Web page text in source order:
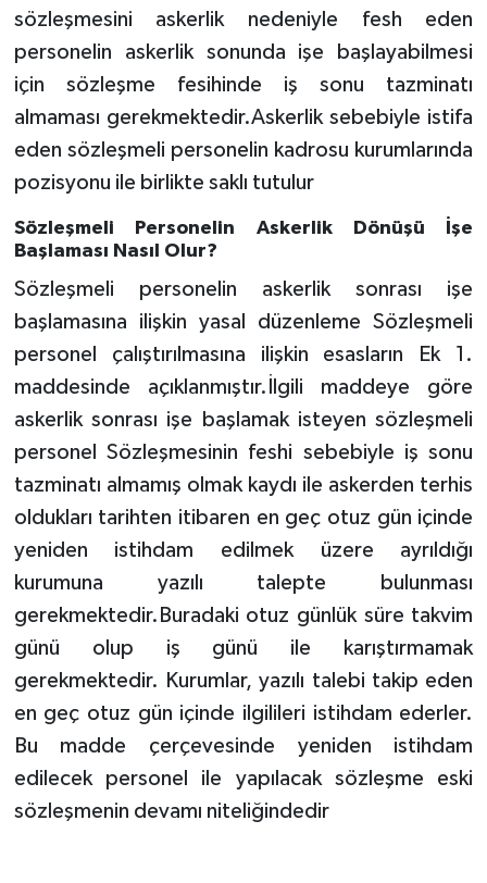
sözleşmesini askerlik nedeniyle fesh eden
personelin askerlik sonunda işe başlayabilmesi
için sözleşme fesihinde iş sonu tazminatı
almaması gerekmektedir.Askerlik sebebiyle istifa
eden sözleşmeli personelin kadrosu kurumlarında
pozisyonu ile birlikte saklı tutulur
Sözleşmeli Personelin Askerlik Dönüşü İşe
Başlaması Nasıl Olur?
Sözleşmeli personelin askerlik sonrası işe
başlamasına ilişkin yasal düzenleme Sözleşmeli
personel çalıştırılmasına ilişkin esasların Ek 1.
maddesinde açıklanmıştır.İlgili maddeye göre
askerlik sonrası işe başlamak isteyen sözleşmeli
personel Sözleşmesinin feshi sebebiyle iş sonu
tazminatı almamış olmak kaydı ile askerden terhis
oldukları tarihten itibaren en geç otuz gün içinde
yeniden istihdam edilmek üzere ayrıldığı
kurumuna yazılı talepte bulunması
gerekmektedir.Buradaki otuz günlük süre takvim
günü olup iş günü ile karıştırmamak
gerekmektedir. Kurumlar, yazılı talebi takip eden
en geç otuz gün içinde ilgilileri istihdam ederler.
Bu madde çerçevesinde yeniden istihdam
edilecek personel ile yapılacak sözleşme eski
sözleşmenin devamı niteliğindedir